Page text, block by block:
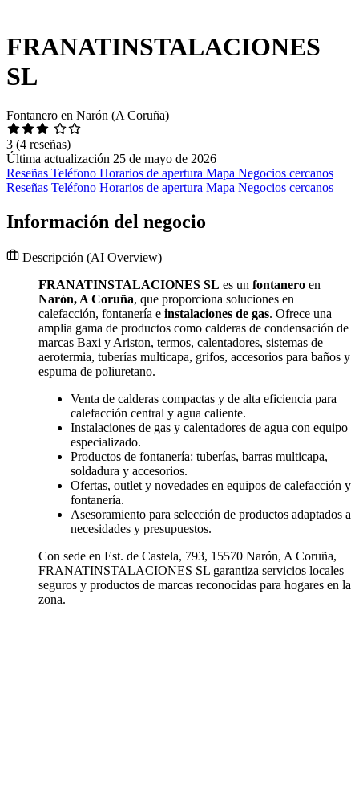
FRANATINSTALACIONES
SL
Fontanero en Narón (A Coruña)
3 (4 reseñas)
Última actualización 25 de mayo de 2026
Reseñas Teléfono Horarios de apertura Mapa Negocios cercanos
Reseñas Teléfono Horarios de apertura Mapa Negocios cercanos
Información del negocio
Descripción (AI Overview)
FRANATINSTALACIONES SL es un fontanero en
Narón, A Coruña, que proporciona soluciones en
calefacción, fontanería e instalaciones de gas. Ofrece una
amplia gama de productos como calderas de condensación de
marcas Baxi y Ariston, termos, calentadores, sistemas de
aerotermia, tuberías multicapa, grifos, accesorios para baños y
espuma de poliuretano.
Venta de calderas compactas y de alta eficiencia para
calefacción central y agua caliente.
Instalaciones de gas y calentadores de agua con equipo
especializado.
Productos de fontanería: tuberías, barras multicapa,
soldadura y accesorios.
Ofertas, outlet y novedades en equipos de calefacción y
fontanería.
Asesoramiento para selección de productos adaptados a
necesidades y presupuestos.
Con sede en Est. de Castela, 793, 15570 Narón, A Coruña,
FRANATINSTALACIONES SL garantiza servicios locales
seguros y productos de marcas reconocidas para hogares en la
zona.